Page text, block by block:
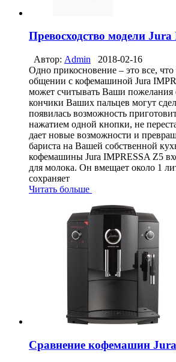
Превосходство модели
Автор: Admin
2018-02-16
Одно прикосновение – это все, что
общении с кофемашиной Jura
может считывать Ваши пожелания
кончики Ваших пальцев могут
появилась возможность
нажатием одной кнопки, не
дает новые возможности и
бариста на Вашей собственной
кофемашины Jura IMPRESSA Z5
для молока. Он вмещает около 1
сохраняет
Читать больше
Сравнение кофемашин Jura